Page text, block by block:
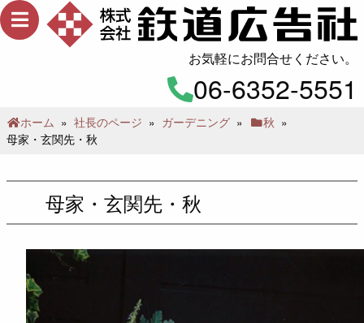
お気軽にお問合せください。
06-6352-5551
ホーム » 社長のページ » ガーデニング » 秋 »
母家・玄関先・秋
母家・玄関先・秋
メ
ニ